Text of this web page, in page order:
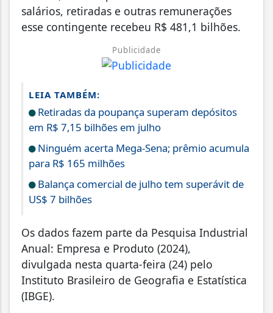
salários, retiradas e outras remunerações
esse contingente recebeu R$ 481,1 bilhões.
Publicidade
LEIA TAMBÉM:
Retiradas da poupança superam depósitos
em R$ 7,15 bilhões em julho
Ninguém acerta Mega-Sena; prêmio acumula
para R$ 165 milhões
Balança comercial de julho tem superávit de
US$ 7 bilhões
Os dados fazem parte da Pesquisa Industrial
Anual: Empresa e Produto (2024),
divulgada nesta quarta-feira (24) pelo
Instituto Brasileiro de Geografia e Estatística
(IBGE).